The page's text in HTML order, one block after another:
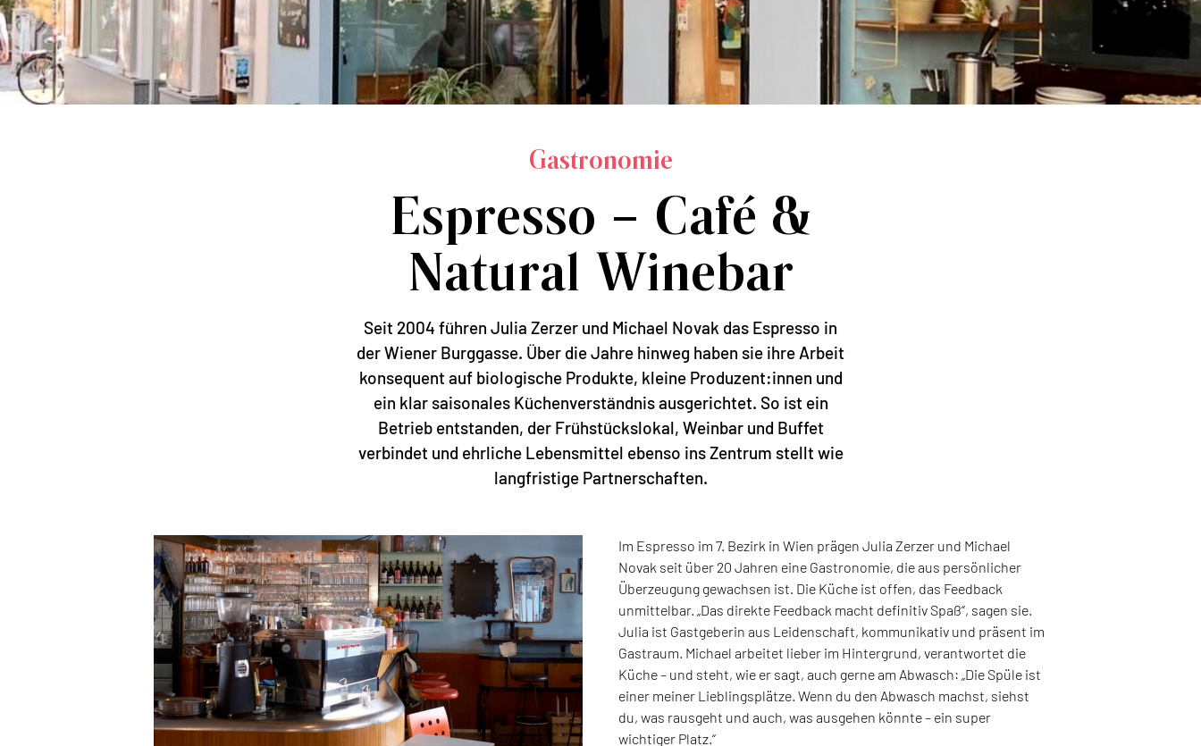
Gastronomie
Espresso – Café &
Natural Winebar
Seit 2004 führen Julia Zerzer und Michael Novak das Espresso in
der Wiener Burggasse. Über die Jahre hinweg haben sie ihre Arbeit
konsequent auf biologische Produkte, kleine Produzent:innen und
ein klar saisonales Küchenverständnis ausgerichtet. So ist ein
Betrieb entstanden, der Frühstückslokal, Weinbar und Buffet
verbindet und ehrliche Lebensmittel ebenso ins Zentrum stellt wie
langfristige Partnerschaften.
Im Espresso im 7. Bezirk in Wien prägen Julia Zerzer und Michael
Novak seit über 20 Jahren eine Gastronomie, die aus persönlicher
Überzeugung gewachsen ist. Die Küche ist offen, das Feedback
unmittelbar. „Das direkte Feedback macht definitiv Spaß“, sagen sie.
Julia ist Gastgeberin aus Leidenschaft, kommunikativ und präsent im
Gastraum. Michael arbeitet lieber im Hintergrund, verantwortet die
Küche – und steht, wie er sagt, auch gerne am Abwasch: „Die Spüle ist
einer meiner Lieblingsplätze. Wenn du den Abwasch machst, siehst
du, was rausgeht und auch, was ausgehen könnte – ein super
wichtiger Platz.“